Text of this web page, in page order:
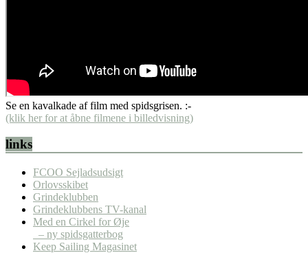
Se en kavalkade af film med spidsgrisen. :-
(klik her for at åbne filmene i billedvisning)
links
FCOO Sejladsudsigt
Orlovsskibet
Grindeklubben
Grindeklubbens TV-kanal
Med en Cirkel for Øje
– ny spidsgatterbog
Keep Sailing Magasinet